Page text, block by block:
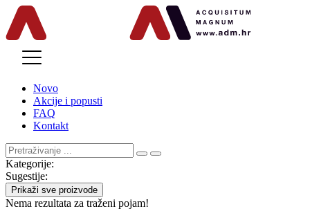
Novo
Akcije i popusti
FAQ
Kontakt
Kategorije:
Sugestije:
Prikaži sve proizvode
Nema rezultata za traženi pojam!